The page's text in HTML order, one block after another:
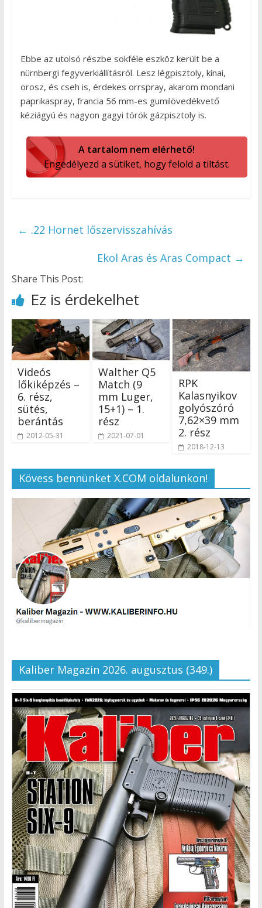
Ebbe az utolsó részbe sokféle eszköz került be a
nürnbergi fegyverkiállításról. Lesz légpisztoly, kínai,
orosz, és cseh is, érdekes orrspray, akarom mondani
paprikaspray, francia 56 mm-es gumilövedékvető
kéziágyú és nagyon gagyi török gázpisztoly is.
A tartalom nem elérhető!
Engedélyezd a sütiket, hogy felold a tiltást.
← .22 Hornet lőszervisszahívás
Ekol Aras és Aras Compact →
Share This Post:
Ez is érdekelhet
Videós
lőkiképzés –
6. rész,
sütés,
berántás
2012-05-31
Walther Q5
Match (9
mm Luger,
15+1) – 1.
rész
2021-07-01
RPK
Kalasnyikov
golyószóró
7,62×39 mm
2. rész
2018-12-13
Kövess bennünket X.COM oldalunkon!
Kaliber Magazin 2026. augusztus (349.)